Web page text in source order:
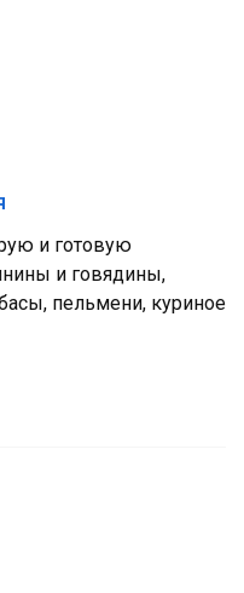
и готовую
и говядины,
пельмени, куриное